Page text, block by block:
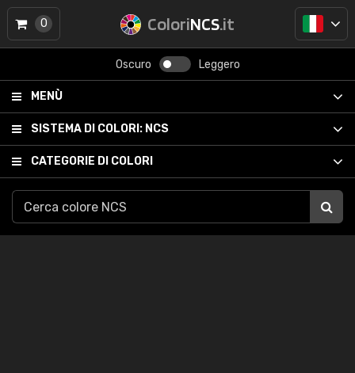
ColoriNCS.it
Oscuro Leggero
MENÙ
SISTEMA DI COLORI: NCS
CATEGORIE DI COLORI
0